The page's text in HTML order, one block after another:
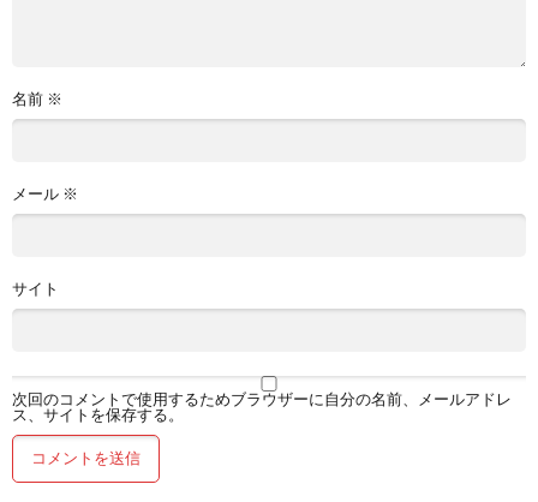
名前 ※
メール ※
サイト
次回のコメントで使用するためブラウザーに自分の名前、メールアドレ
ス、サイトを保存する。